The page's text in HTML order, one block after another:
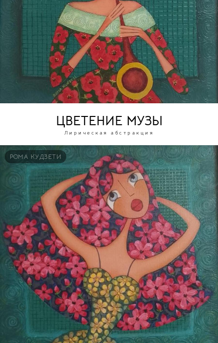
ЦВЕТЕНИЕ МУЗЫ
Лирическая абстракция
РОМА КУДЗЕТИ